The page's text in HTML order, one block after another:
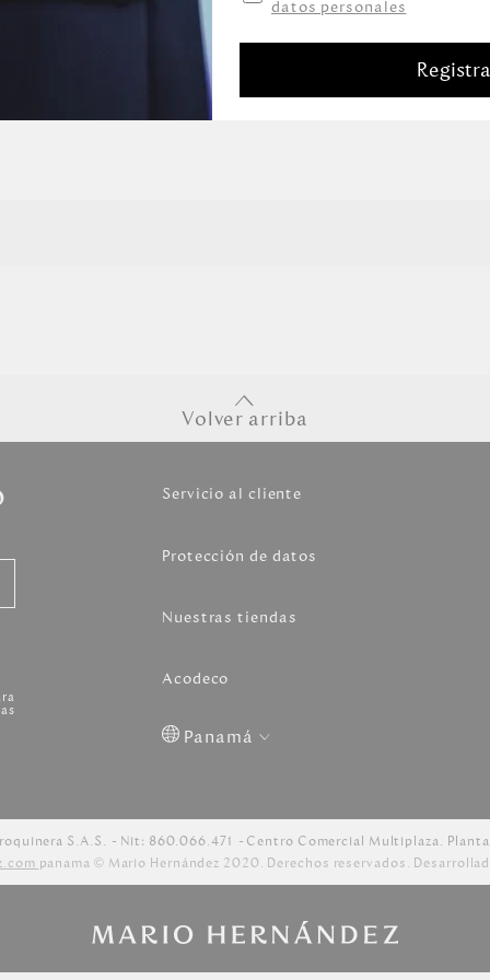
Volver arriba
Servicio al cliente
Protección de datos
Nuestras tiendas
Acodeco
Panamá
S.A.S. Nit: 860.066.471
Centro Comercial Multiplaza.
panama © Mario Hernández 2020. Derechos reservados.
datos personales